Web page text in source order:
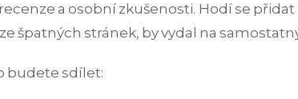
a osobní zkušenosti. Hodí se
špatných stránek, by vydal na
budete sdílet: